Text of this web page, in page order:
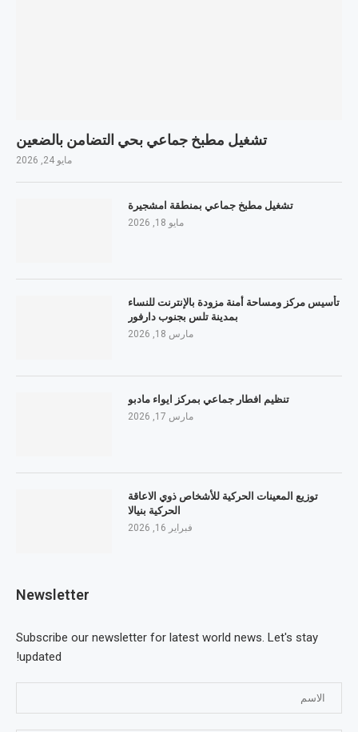
تشغيل مطبخ جماعي بحي التضامن بالضعين
مايو 24, 2026
تشغيل مطبخ جماعي بمنطقة امشجيرة
مايو 18, 2026
تأسيس مركز ومساحة أمنة مزودة بالإنترنت للنساء
بمدينة تلس بجنوب دارفور
مارس 18, 2026
تنظيم افطار جماعي بمركز ايواء مادبو
مارس 17, 2026
توزيع المعينات الحركية للأشخاص ذوي الاعاقة
الحركية بنيالا
فبراير 16, 2026
Newsletter
Subscribe our newsletter for latest world news. Let's stay
updated!